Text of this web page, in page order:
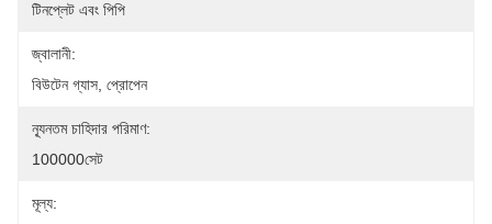
টিনপ্লেট এবং পিপি
জ্বালানী:
বিউটেন গ্যাস, প্রোপেন
ন্যূনতম চাহিদার পরিমাণ:
100000সেট
মূল্য: